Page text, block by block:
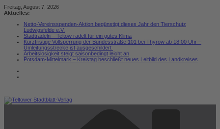
Zum
Inhalt
Freitag, August 7, 2026
Aktuelles:
Netto-Vereinsspenden-Aktion begünstigt dieses Jahr den Tierschutz
Ludwigsfelde e.V.
Stadtradeln – Teltow radelt für ein gutes Klima
Kurzfristige Vollsperrung der Bundesstraße 101 bei Thyrow ab 18:00 Uhr –
Umleitungsstrecke ist ausgeschildert
Arbeitslosigkeit steigt saisonbedingt leicht an
Potsdam-Mittelmark – Kreistag beschließt neues Leitbild des Landkreises